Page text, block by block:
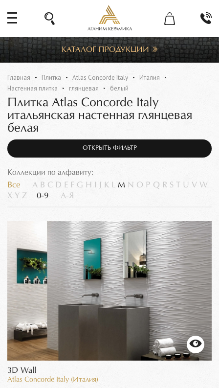
АГАНИМ КЕРАМИКА
КАТАЛОГ ПРОДУКЦИИ
Главная Плитка Atlas Concorde Italy
Италия
Настенная плитка
глянцевая белый
Плитка Atlas Concorde Italy
итальянская настенная глянцевая
белая
ОТКРЫТЬ ФИЛЬТР
Коллекции по алфавиту:
Все A B C D E F G H K L M N O P Q R S U V W
X Y Z 0-9 А-Я
3D Wall
Atlas Concorde Italy (Италия)